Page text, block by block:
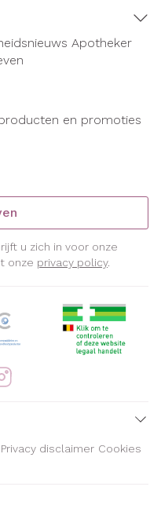
Apotheker
en promoties
u zich in voor onze
onze privacy policy.
Privacy disclaimer Cookies